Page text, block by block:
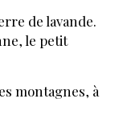
de lavande.
le petit
montagnes, à